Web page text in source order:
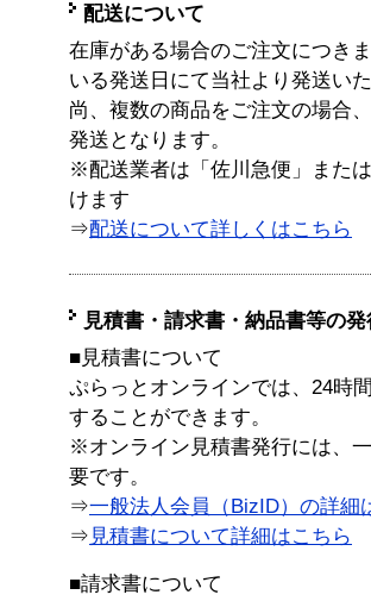
配送について
在庫がある場合のご注文につき
いる発送日にて当社より発送い
尚、複数の商品をご注文の場合
発送となります。
※配送業者は「佐川急便」また
けます
⇒配送について詳しくはこちら
見積書・請求書・納品書等の
■見積書について
ぷらっとオンラインでは、24時
することができます。
※オンライン見積書発行には、
要です。
⇒一般法人会員（BizID）の詳細
⇒ 見積書について詳細はこちら
■請求書について